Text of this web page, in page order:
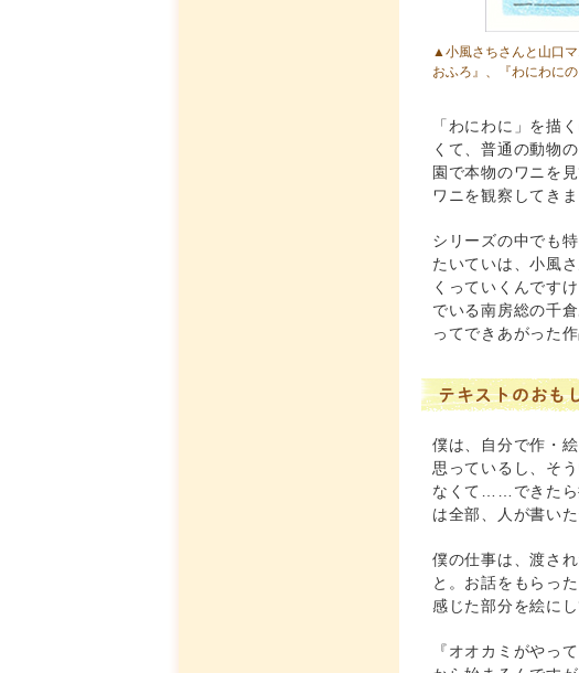
▲小風さちさんと山口
おふろ』 、 『わにわに
「わにわに」を描
くて、普通の動物
園で本物のワニを
ワニを観察してき
シリーズの中でも
たいていは、小風
くっていくんです
でいる南房総の千
ってできあがった
テキストのおも
僕は、自分で作・
思っているし、そ
なくて……できたら
は全部、人が書い
僕の仕事は、渡さ
と。お話をもらっ
感じた部分を絵にし
『オオカミがやっ